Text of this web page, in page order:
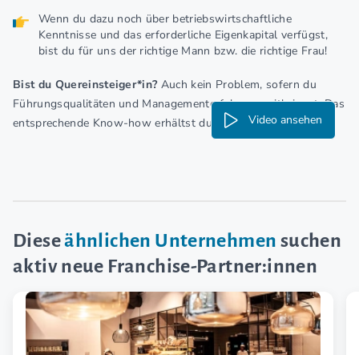
Wenn du dazu noch über betriebswirtschaftliche
Kenntnisse und das erforderliche Eigenkapital verfügst,
bist du für uns der richtige Mann bzw. die richtige Frau!
Bist du Quereinsteiger*in? Auch kein Problem, sofern du
Führungsqualitäten und Managementerfahrung mitbringst. Das
entsprechende Know-how erhältst du von uns!Video ansehen
Dieseähnlichen Unternehmen suchen
aktiv neue Franchise-Partner:innen